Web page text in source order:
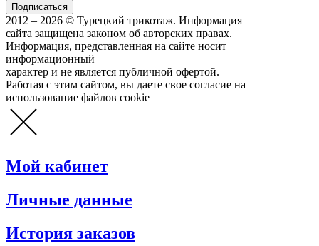
2012 – 2026 © Турецкий трикотаж. Информация
сайта защищена законом об авторских правах.
Информация, представленная на сайте носит
информационный
характер и не является публичной офертой.
Работая с этим сайтом, вы даете свое согласие на
использование файлов cookie
Мой кабинет
Личные данные
История заказов